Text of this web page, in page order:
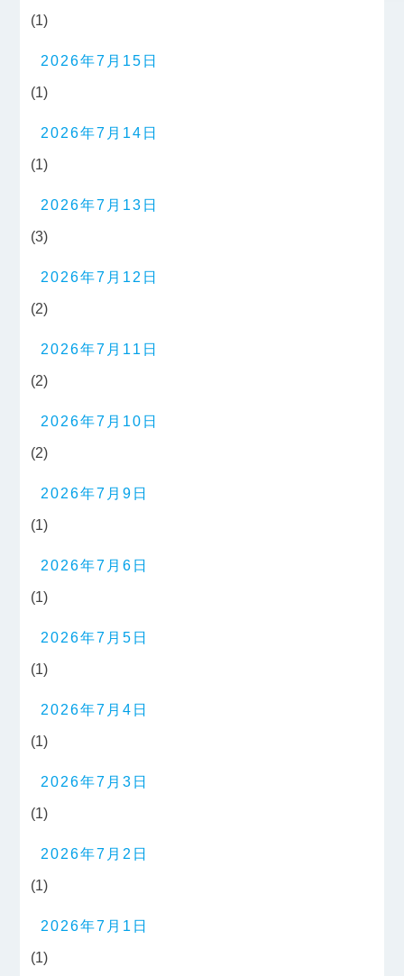
(1)
2026年7月15日
(1)
2026年7月14日
(1)
2026年7月13日
(3)
2026年7月12日
(2)
2026年7月11日
(2)
2026年7月10日
(2)
2026年7月9日
(1)
2026年7月6日
(1)
2026年7月5日
(1)
2026年7月4日
(1)
2026年7月3日
(1)
2026年7月2日
(1)
2026年7月1日
(1)